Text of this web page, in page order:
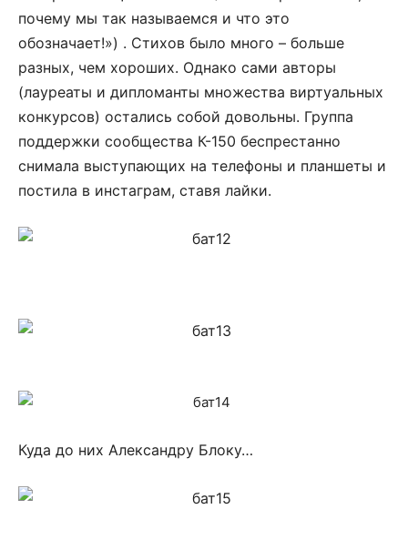
почему мы так называемся и что это
обозначает!») . Стихов было много – больше
разных, чем хороших. Однако сами авторы
(лауреаты и дипломанты множества виртуальных
конкурсов) остались собой довольны. Группа
поддержки сообщества К-150 беспрестанно
снимала выступающих на телефоны и планшеты и
постила в инстаграм, ставя лайки.
Куда до них Александру Блоку…